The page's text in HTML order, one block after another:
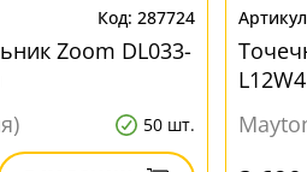
287724
Zoom DL033-
50 шт.